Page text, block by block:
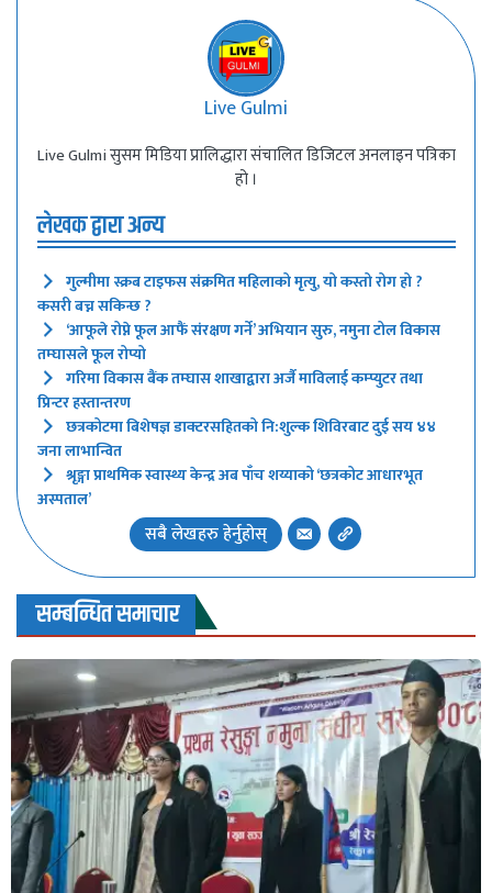
Live Gulmi
Live Gulmi सुसम मिडिया प्रालिद्धारा संचालित डिजिटल अनलाइन पत्रिका
हो ।
लेखक द्वारा अन्य
गुल्मीमा स्क्रब टाइफस संक्रमित महिलाको मृत्यु, यो कस्तो रोग हो ?
कसरी बच्न सकिन्छ ?
‘आफूले रोप्ने फूल आफैं संरक्षण गर्ने’ अभियान सुरु, नमुना टोल विकास
तम्घासले फूल रोप्यो
गरिमा विकास बैंक तम्घास शाखाद्वारा अर्जै माविलाई कम्प्युटर तथा
प्रिन्टर हस्तान्तरण
छत्रकोटमा बिशेषज्ञ डाक्टरसहितको नि:शुल्क शिविरबाट दुई सय ४४
जना लाभान्वित
श्रृङ्गा प्राथमिक स्वास्थ्य केन्द्र अब पाँच शय्याको ‘छत्रकोट आधारभूत
अस्पताल’
सबै लेखहरु हेर्नुहोस्
सम्बन्धित समाचार